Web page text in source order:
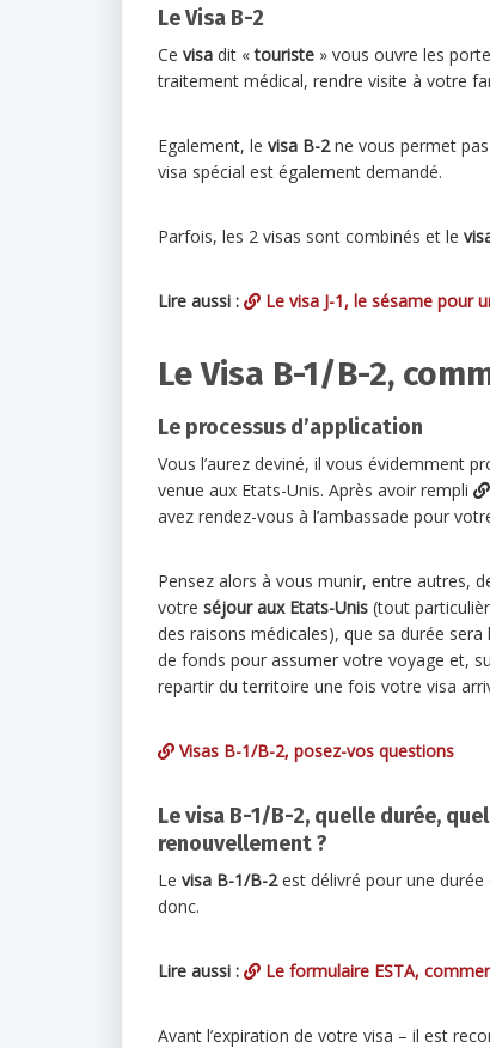
Le Visa B-2
Ce visa dit «touriste » vous ouvre les
traitement médical, rendre visite à votre
Egalement, le visa B-2ne vous permet
visa spécial est également demandé.
Parfois, les 2 visas sont combinés et le
Lire aussi : Le visa J-1, le sésame pour
Le Visa B-1/B-2,
Le processus d’application
Vous l’aurez deviné, il vous évidemment
venue aux Etats-Unis. Après avoir rempli
avez rendez-vous à l’ambassade pour
Pensez alors à vous munir, entre autres,
votre séjour aux Etats-Unis (tout
des raisons médicales), que sa durée
de fonds pour assumer votre voyage et,
repartir du territoire une fois votre visa
Visas B-1/B-2, posez-vos questions
Le visa B-1/B-2, quelle durée,
renouvellement ?
Le visa B-1/B-2est délivré pour une durée
donc.
Lire aussi : Le formulaire ESTA,
Avant l’expiration de votre visa – il est